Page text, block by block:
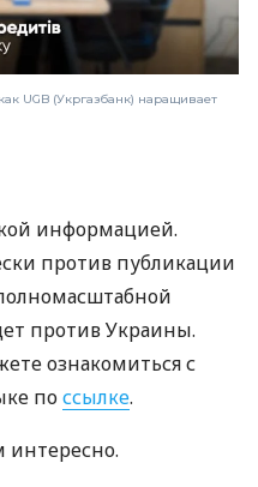
UGB (Укргазбанк) наращивает
информацией.
против публикации
против Украины.
ознакомиться с
поссылке.
интересно.